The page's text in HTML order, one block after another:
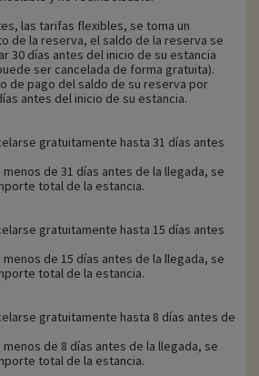
las tarifas flexibles, se toma un
de la reserva, el saldo de la reserva se
30 días antes del inicio de su estancia
ser cancelada de forma gratuita).
de pago del saldo de su reserva por
antes del inicio de su estancia.
gratuitamente hasta 31 días antes
de 31 días antes de la llegada, se
total de la estancia.
gratuitamente hasta 15 días antes
de 15 días antes de la llegada, se
total de la estancia.
gratuitamente hasta 8 días antes de
menos de 8 días antes de la llegada, se
total de la estancia.